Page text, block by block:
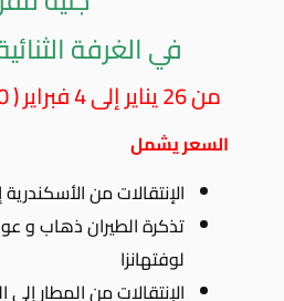
في الغرفة
من 26 يناير إلى 4 فبراير ( 10 أيام – 9 ليالي )
السعر يشمل
الإنتقالات من
تذكرة الطيران ذهاب و
لوفتهانزا
الإنتقالات من المطار إلى